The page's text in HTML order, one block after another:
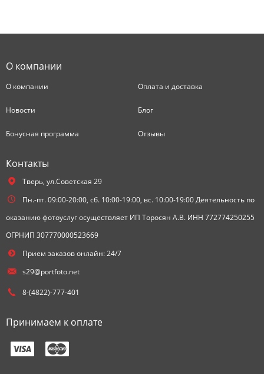
О компании
О компании Оплата и доставка
Новости Блог
Бонусная программа Отзывы
Контакты
Тверь, ул.Советская 29
Пн.-пт. 09:00-20:00, сб. 10:00-19:00, вс. 10:00-19:00 Деятельность по
оказанию фотоуслуг осуществляет ИП Торосян А.В. ИНН 772774250255
ОГРНИП 307770000523669
Прием заказов онлайн: 24/7
s29@portfoto.net
8-(4822)-777-401
Принимаем к оплате